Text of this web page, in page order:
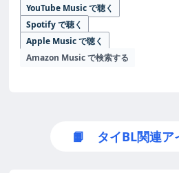
YouTube Music で聴く
Spotify で聴く
Apple Music で聴く
Amazon Music で検索する
📙 タイBL関連